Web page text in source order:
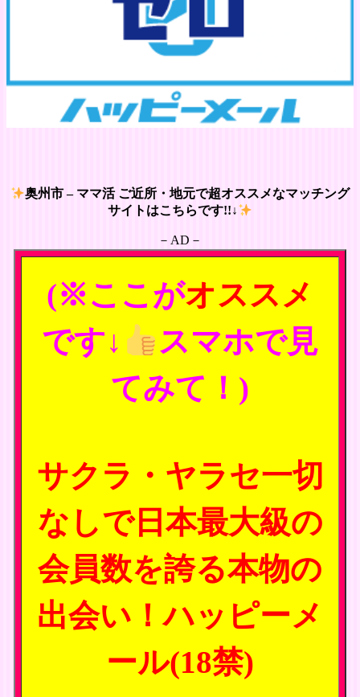
奥州市 – ママ活 ご近所・地元で超オススメなマッチング
サイトはこちらです!!↓
－AD－
(※ここがオススメ
です↓
スマホで見
てみて！)
サクラ・ヤラセ一切
なしで日本最大級の
会員数を誇る本物の
出会い！ハッピーメ
ール(18禁)